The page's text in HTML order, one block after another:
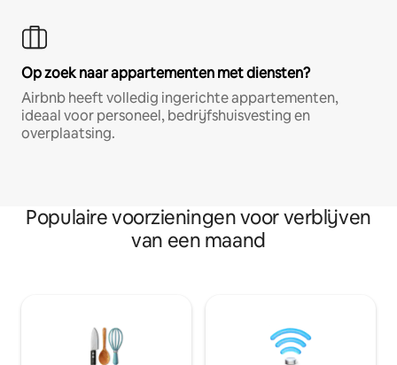
Op zoek naar appartementen met diensten?
Airbnb heeft volledig ingerichte appartementen,
ideaal voor personeel, bedrijfshuisvesting en
overplaatsing.
Populaire voorzieningen voor verblijven
van een maand